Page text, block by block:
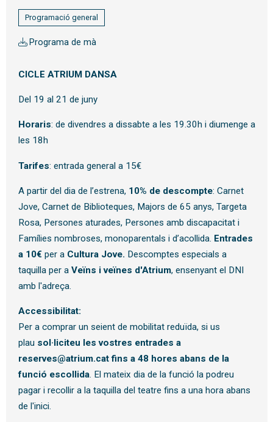
Programació general
Programa de mà
CICLE ATRIUM DANSA
Del 19 al 21 de juny
Horaris: de divendres a dissabte a les 19.30h i diumenge a
les 18h
Tarifes: entrada general a 15€
A partir del dia de l’estrena, 10% de descompte: Carnet
Jove, Carnet de Biblioteques, Majors de 65 anys, Targeta
Rosa, Persones aturades, Persones amb discapacitat i
Famílies nombroses, monoparentals i d’acollida. Entrades
a 10€ per a Cultura Jove. Descomptes especials a
taquilla per a Veïns i veïnes d'Atrium, ensenyant el DNI
amb l'adreça.
Accessibilitat:
Per a comprar un seient de mobilitat reduïda, si us
plau sol·liciteu les vostres entrades a
reserves@atrium.cat fins a 48 hores abans de la
funció escollida. El mateix dia de la funció la podreu
pagar i recollir a la taquilla del teatre fins a una hora abans
de l'inici.